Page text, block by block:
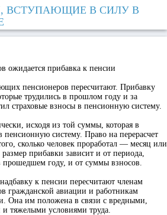
ВСТУПАЮЩИЕ В СИЛУ В
ожидается прибавка к пенсии
пенсионеров пересчитают. Прибавку
трудились в прошлом году и за
страховые взносы в пенсионную систему.
исходя из той суммы, которая в
систему. Право на перерасчет
сколько человек проработал — месяц или
прибавки зависит и от периода,
прошедшем году, и от суммы взносов.
к пенсии пересчитают членам
гражданской авиации и работникам
Она им положена в связи с вредными,
тяжелыми условиями труда.